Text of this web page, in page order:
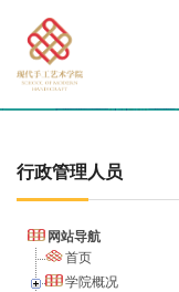
行政管理人员
网站导航
首页
学院概况